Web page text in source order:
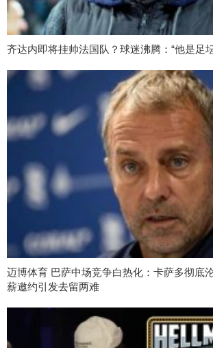
齐达内即将挂帅法国队？球迷沸腾：“他是足
迈博体育 巴萨中场竞争白热化：卡萨多彻底
薪邀约引发去留两难